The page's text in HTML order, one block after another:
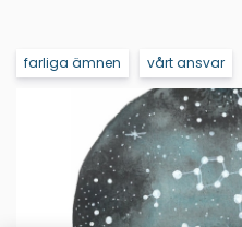
farliga ämnen vårt ansvar